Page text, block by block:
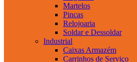
Martelos
Pincas
Relojoaria
Soldar e Dessoldar
Industrial
Caixas Armazém
Carrinhos de Serviço